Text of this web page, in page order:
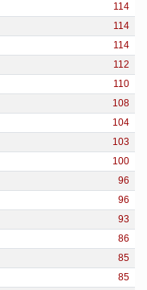
114
114
114
112
110
108
104
103
100
96
96
93
86
85
85